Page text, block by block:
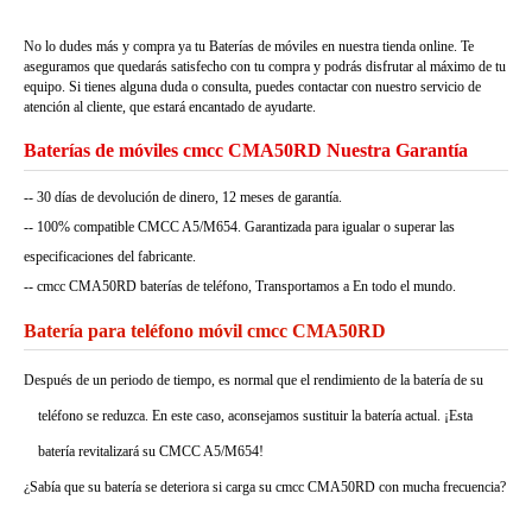
No lo dudes más y compra ya tu Baterías de móviles en nuestra tienda online. Te
aseguramos que quedarás satisfecho con tu compra y podrás disfrutar al máximo de tu
equipo. Si tienes alguna duda o consulta, puedes contactar con nuestro servicio de
atención al cliente, que estará encantado de ayudarte.
Baterías de móviles cmcc CMA50RD Nuestra Garantía
-- 30 días de devolución de dinero, 12 meses de garantía.
-- 100% compatible CMCC A5/M654. Garantizada para igualar o superar las
especificaciones del fabricante.
-- cmcc CMA50RD baterías de teléfono, Transportamos a En todo el mundo.
Batería para teléfono móvil cmcc CMA50RD
Después de un periodo de tiempo, es normal que el rendimiento de la batería de su
teléfono se reduzca. En este caso, aconsejamos sustituir la batería actual. ¡Esta
batería revitalizará su CMCC A5/M654!
¿Sabía que su batería se deteriora si carga su cmcc CMA50RD con mucha frecuencia?